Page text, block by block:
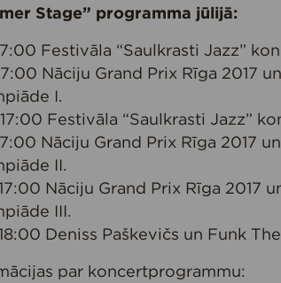
Stage” programma jūlijā:
Festivāla “Saulkrasti Jazz”
Nāciju Grand Prix Rīga 2017
I.
Festivāla “Saulkrasti Jazz”
Nāciju Grand Prix Rīga 2017
II.
Nāciju Grand Prix Rīga 2017
III.
Deniss Paškevičs un Funk
par koncertprogrammu: